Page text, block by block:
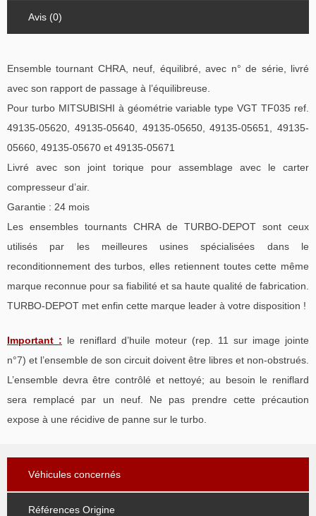
Avis (0)
Ensemble tournant CHRA, neuf, équilibré, avec n° de série, livré
avec son rapport de passage à l’équilibreuse.
Pour turbo MITSUBISHI à géométrie variable type VGT TF035 ref.
49135-05620, 49135-05640, 49135-05650, 49135-05651, 49135-
05660, 49135-05670 et 49135-05671
Livré avec son joint torique pour assemblage avec le carter
compresseur d’air.
Garantie : 24 mois
Les ensembles tournants CHRA de TURBO-DEPOT sont ceux
utilisés par les meilleures usines spécialisées dans le
reconditionnement des turbos, elles retiennent toutes cette même
marque reconnue pour sa fiabilité et sa haute qualité de fabrication.
TURBO-DEPOT met enfin cette marque leader à votre disposition !
Important : le reniflard d’huile moteur (rep. 11 sur image jointe
n°7) et l’ensemble de son circuit doivent être libres et non-obstrués.
L’ensemble devra être contrôlé et nettoyé; au besoin le reniflard
sera remplacé par un neuf. Ne pas prendre cette précaution
expose à une récidive de panne sur le turbo.
Véhicules concernés
Références Origine